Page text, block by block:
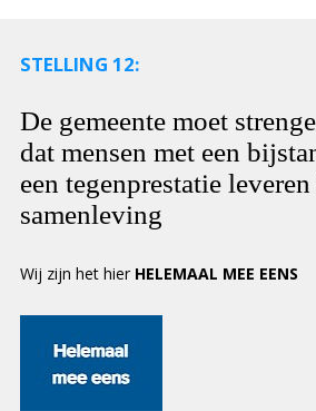
STELLING 12:
De gemeente moet
dat mensen met een
een tegenprestatie
samenleving
Wij zijn het hier HELEMAAL MEE EENS